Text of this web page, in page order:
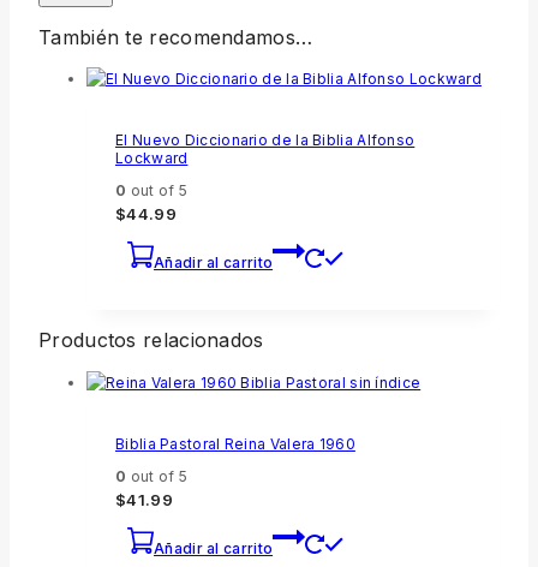
También te recomendamos…
El Nuevo Diccionario de la Biblia Alfonso
Lockward
0 out of 5
$44.99
Añadir al carrito
Productos relacionados
Biblia Pastoral Reina Valera 1960
0 out of 5
$41.99
Añadir al carrito